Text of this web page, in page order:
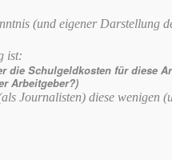
(und eigener Darstellung
ist:
die Schulgeldkosten für diese
Arbeitgeber?)
Journalisten) diese wenigen